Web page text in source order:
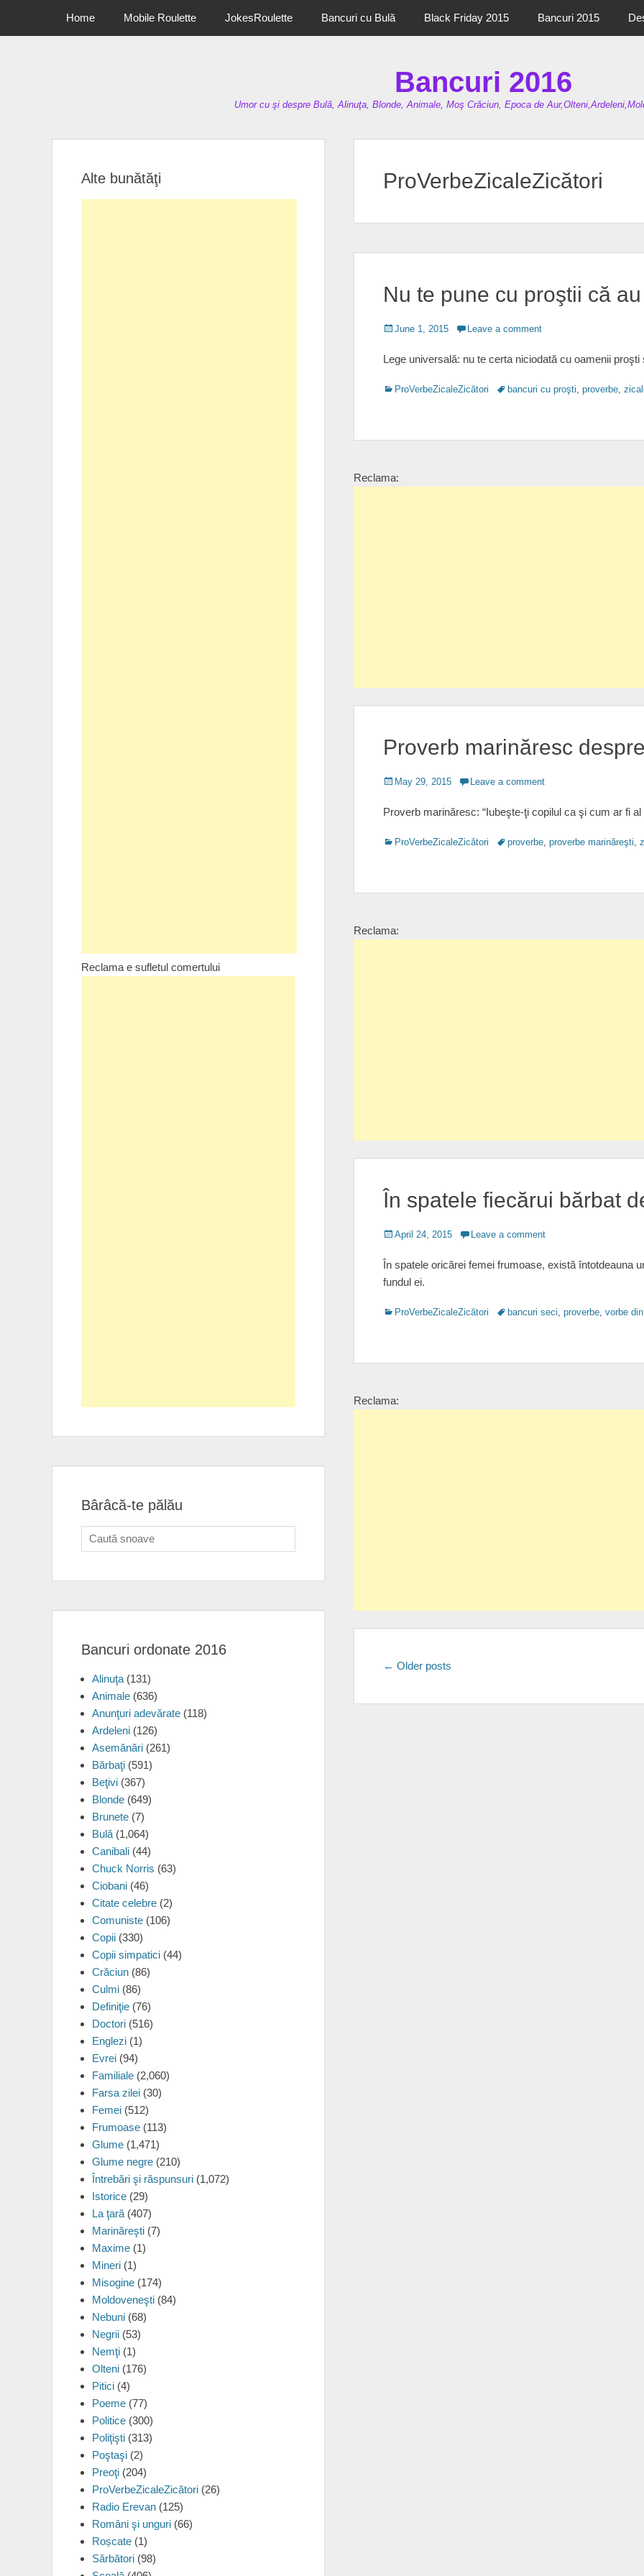
Primary Menu
Home Mobile Roulette JokesRoulette Bancuri cu Bulă Black Friday 2015 Bancuri 2015
Bancuri 2016
Umor cu şi despre Bulă, Alinuţa, Blonde, Animale, Moş Crăciun, Epoca de
ProVerbeZicaleZicători
Nu te pune cu proştii că
Posted
June 1, 2015 Leave a comment
Lege universală: nu te certa niciodată cu oamenii
Categories
ProVerbeZicaleZicători Tagsbancuri cu proşti, proverbe,
Reclama:
Proverb marinăresc
Posted
May 29, 2015 Leave a comment
Proverb marinăresc: “Iubeşte-ţi copilul ca şi cum ar fi al
Categories
ProVerbeZicaleZicători Tagsproverbe, proverbe marinăreşti,
Reclama:
În spatele fiecărui bărbat
Posted
April 24, 2015 Leave a comment
În spatele oricărei femei frumoase, există întotdeauna
fundul ei.
Categories
ProVerbeZicaleZicători Tagsbancuri seci, proverbe, vorbe
Reclama:
Post
← Older posts
Alte bunătăţi
Reclama e sufletul comertului
Bârâcă-te pălău
Search
for:
Bancuri ordonate 2016
Alinuţa (131)
Animale (636)
Anunţuri adevărate (118)
Ardeleni (126)
Asemănări (261)
Bărbaţi (591)
Beţivi (367)
Blonde (649)
Brunete (7)
Bulă (1,064)
Canibali (44)
Chuck Norris (63)
Ciobani (46)
Citate celebre (2)
Comuniste (106)
Copii (330)
Copii simpatici (44)
Crăciun (86)
Culmi (86)
Definiţie (76)
Doctori (516)
Englezi (1)
Evrei (94)
Familiale (2,060)
Farsa zilei (30)
Femei (512)
Frumoase (113)
Glume (1,471)
Glume negre (210)
Întrebări şi răspunsuri (1,072)
Istorice (29)
La ţară (407)
Marinăreşti (7)
Maxime (1)
Mineri (1)
Misogine (174)
Moldoveneşti (84)
Nebuni (68)
Negrii (53)
Nemţi (1)
Olteni (176)
Pitici (4)
Poeme (77)
Politice (300)
Poliţişti (313)
Poştaşi (2)
Preoţi (204)
ProVerbeZicaleZicători (26)
Radio Erevan (125)
Români şi unguri (66)
Roșcate (1)
Sărbători (98)